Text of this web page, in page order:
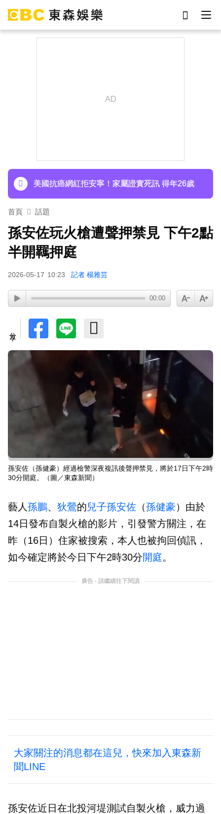
美國抗癌網紅拒安寧！家屬證實死訊 得年26歲
寬魚營收衰退 「點名王心凌、楊丞琳」網笑翻：
家長曝「小S私下為人」徹底改觀 網友洗版認證
下載東森App，隨時掌握天下大小事！
涉製毒、跨國販毒！埃及女星被判死刑
首頁 話題
孫安佐玩火槍遭聲押禁見 下午2點
半開羈押庭
2026-05-17 10:23 記者 楊雅芸
00:00
孫安佐（孫健豪）經過檢警深夜複訊後聲押禁見，將於17日下午2時
30分開庭。（圖／東森新聞）
藝人孫鵬、 狄鶯的兒子孫安佐 （孫健豪）由於
14日發布自製火槍的影片，引發警方關注，在
昨（16日）住家被搜索，本人也被拘回偵訊，
如今確定將於今日下午2時30分開庭。
廣告 - 請繼續往下閱讀
大家關注的消息都在這兒，快來加入東森新
聞LINE
孫安佐近日在北投河堤測試自製火槍，威力過